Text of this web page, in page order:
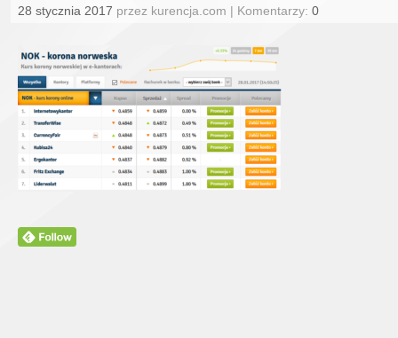
28 stycznia 2017 przez kurencja.com | Komentarzy: 0